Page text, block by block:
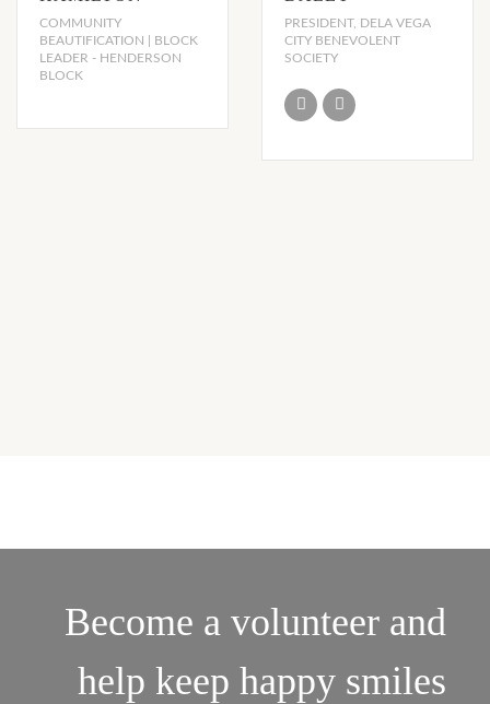
COMMUNITY
BEAUTIFICATION | BLOCK
LEADER - HENDERSON
BLOCK
PRESIDENT, DELA VEGA
CITY BENEVOLENT
SOCIETY
Become a volunteer and
help keep happy smiles